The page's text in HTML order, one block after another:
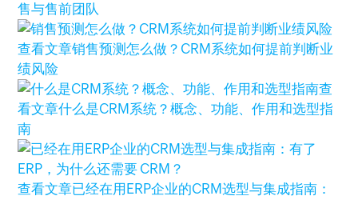
售与售前团队
查看文章销售预测怎么做？CRM系统如何提前判断业
绩风险
查
看文章什么是CRM系统？概念、功能、作用和选型指
南
查看文章已经在用ERP企业的CRM选型与集成指南：